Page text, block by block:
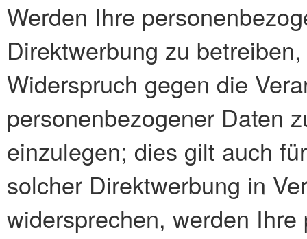
Werden Ihre
Direktwerbung zu
Widerspruch gegen die
personenbezogener Daten
einzulegen; dies gilt auch
solcher Direktwerbung in
widersprechen, werden